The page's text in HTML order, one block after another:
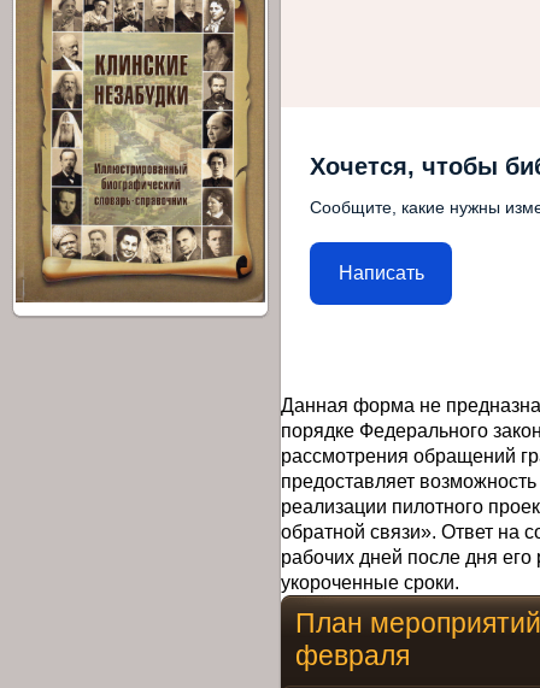
Хочется, чтобы
Сообщите, какие нужны
Написать
Данная форма не
порядке Федерального
рассмотрения обращений
предоставляет
реализации пилотного
обратной связи». Ответ на
рабочих дней после дня
укороченные сроки.
План
февраля